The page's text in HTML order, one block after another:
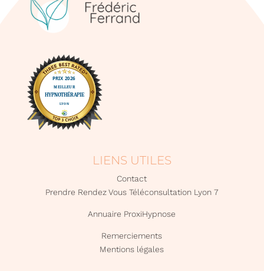
LIENS UTILES
Contact
Prendre Rendez Vous Téléconsultation Lyon 7
Annuaire ProxiHypnose
Remerciements
Mentions légales